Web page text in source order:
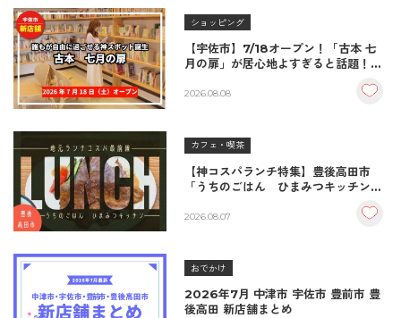
ショッピング
【宇佐市】7/18オープン！「古本 七
月の扉」が居心地よすぎると話題！絶
至福の読書空間
2026.08.08
カフェ・喫茶
【神コスパランチ特集】豊後高田市
「うちのごはん ひまみつキッチン」
＆生姜焼き！
2026.08.07
おでかけ
2026年7月 中津市 宇佐市 豊前市 豊
後高田 新店舗まとめ